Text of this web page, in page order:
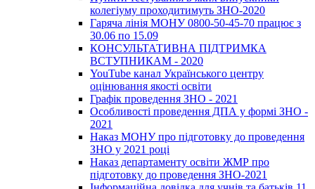
колегіуму проходитимуть ЗНО-2020
Гаряча лінія МОНУ 0800-50-45-70 працює з
30.06 по 15.09
КОНСУЛЬТАТИВНА ПІДТРИМКА
ВСТУПНИКАМ - 2020
YouTube канал Українського центру
оцінювання якості освіти
Графік проведення ЗНО - 2021
Особливості проведення ДПА у формі ЗНО -
2021
Наказ МОНУ про підготовку до проведення
ЗНО у 2021 році
Наказ департаменту освіти ЖМР про
підготовку до проведення ЗНО-2021